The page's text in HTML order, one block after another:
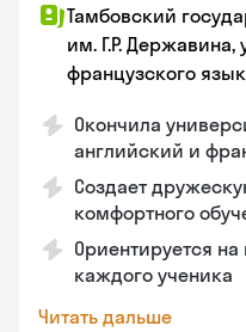
Тамбовский
им. Г.Р. Державина,
французского
Окончила
английский и
Создает
комфортного
Ориентируется на
каждого ученика
Читать дальше